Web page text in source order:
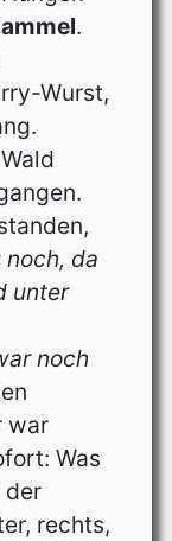
.
Wurst,
noch, da
unter
noch
war
Was
der
rechts,